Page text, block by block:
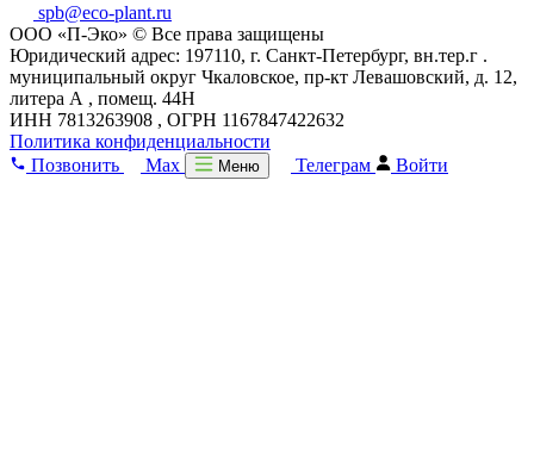
spb@eco-plant.ru
ООО «П-Эко» © Все права защищены
Юридический адрес: 197110, г. Санкт-Петербург, вн.тер.г .
муниципальный округ Чкаловское, пр-кт Левашовский, д. 12,
литера А , помещ. 44Н
ИНН 7813263908 , ОГРН 1167847422632
Политика конфиденциальности
Позвонить
Max Меню Телеграм Войти